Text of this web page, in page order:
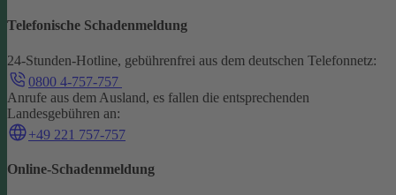
Telefonische Schadenmeldung
24-Stunden-Hotline, gebührenfrei aus dem deutschen Telefonnetz:
0800 4-757-757
Anrufe aus dem Ausland, es fallen die entsprechenden
Landesgebühren an:
+49 221 757-757
Online-Schadenmeldung